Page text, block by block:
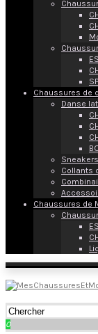
Chaussures de
Danse
Sneakers
Collants
Chaussures de
0